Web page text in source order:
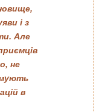
і з
Але
не
в